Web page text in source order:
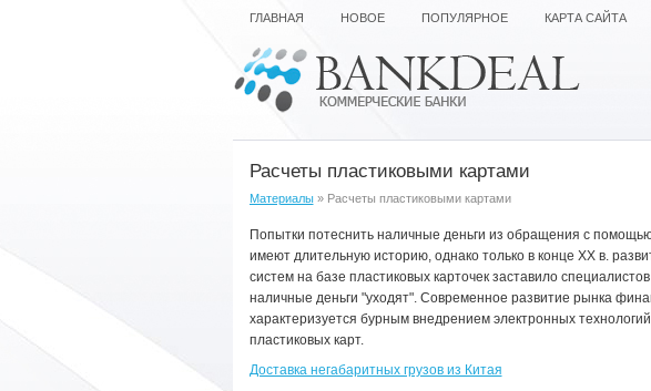
ГЛАВНАЯ НОВОЕ ПОПУЛЯРНОЕ КАРТА САЙТА
Расчеты пластиковыми картами
Материалы» Расчеты пластиковыми картами
Попытки потеснить наличные деньги из обращения с
имеют длительную историю, однако только в конце ХХ в.
систем на базе пластиковых карточек заставило
наличные деньги "уходят". Современное развитие рынка
характеризуется бурным внедрением электронных
пластиковых карт.
Доставка негабаритных грузов из Китая